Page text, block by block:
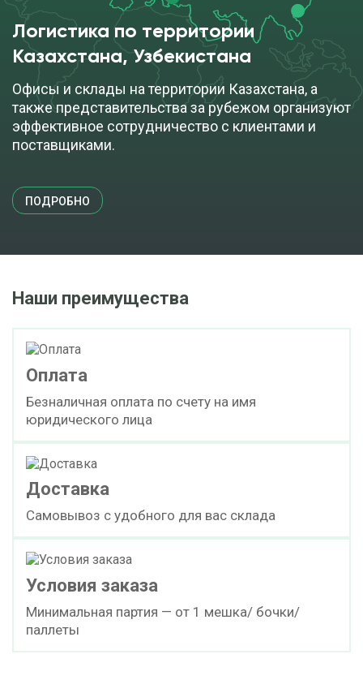
Логистика по территории
Казахстана, Узбекистана
Офисы и склады на территории Казахстана, а
также представительства за рубежом организуют
эффективное сотрудничество с клиентами и
поставщиками.
ПОДРОБНО
Наши преимущества
Оплата
Безналичная оплата по счету на имя
юридического лица
Доставка
Самовывоз с удобного для вас склада
Условия заказа
Минимальная партия — от 1 мешка/ бочки/
паллеты